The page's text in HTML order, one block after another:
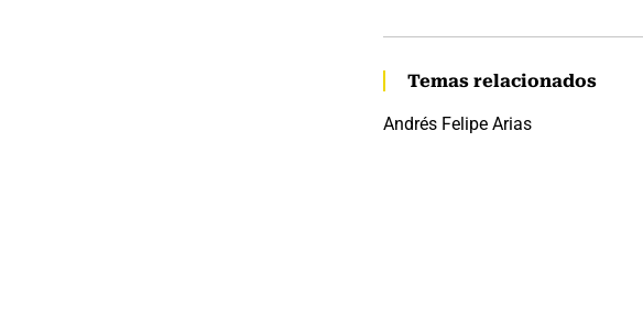
Temas relacionados
Andrés Felipe Arias